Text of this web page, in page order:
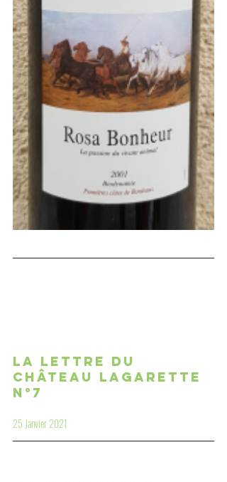
La lettre du
Château Lagarette
n°7
25 Janvier 2021